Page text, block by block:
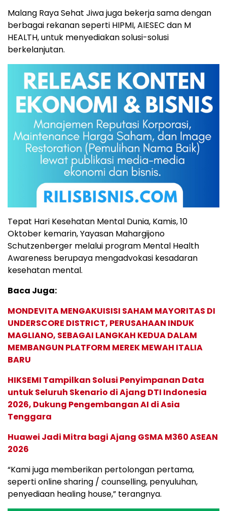
Malang Raya Sehat Jiwa juga bekerja sama dengan
berbagai rekanan seperti HIPMI, AIESEC dan M
HEALTH, untuk menyediakan solusi-solusi
berkelanjutan.
Tepat Hari Kesehatan Mental Dunia, Kamis, 10
Oktober kemarin, Yayasan Mahargijono
Schutzenberger melalui program Mental Health
Awareness berupaya mengadvokasi kesadaran
kesehatan mental.
Baca Juga:
MONDEVITA MENGAKUISISI SAHAM MAYORITAS DI
UNDERSCORE DISTRICT, PERUSAHAAN INDUK
MAGLIANO, SEBAGAI LANGKAH KEDUA DALAM
MEMBANGUN PLATFORM MEREK MEWAH ITALIA
BARU
HIKSEMI Tampilkan Solusi Penyimpanan Data
untuk Seluruh Skenario di Ajang DTI Indonesia
2026, Dukung Pengembangan AI di Asia
Tenggara
Huawei Jadi Mitra bagi Ajang GSMA M360 ASEAN
2026
“Kami juga memberikan pertolongan pertama,
seperti online sharing / counselling, penyuluhan,
penyediaan healing house,” terangnya.